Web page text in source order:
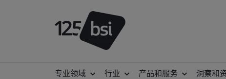
专业领域 行业 产品和服务 洞察和